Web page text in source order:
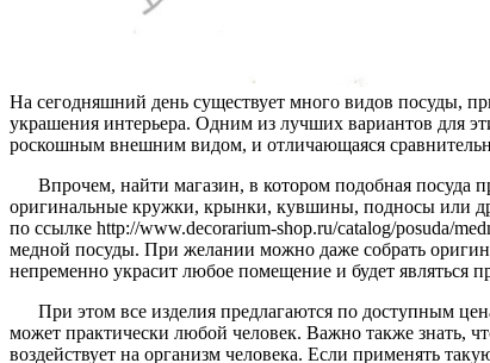
На сегодняшний день существует много видов посуды,
украшения интерьера. Одним из лучших вариантов для
роскошным внешним видом, и отличающаяся
Впрочем, найти магазин, в котором подобная посуда
оригинальные кружки, крынки, кувшины, подносы или
по ссылке http://www.decorarium-shop.ru/catalog/posuda/
медной посуды. При желании можно даже собрать
непременно украсит любое помещение и будет являться
При этом все изделия предлагаются по доступным
может практически любой человек. Важно также знать,
воздействует на организм человека. Если применять